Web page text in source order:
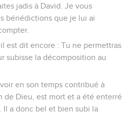
jadis à David. Je vous
bénédictions que je lui ai
est dit encore : Tu ne permettras
subisse la décomposition au
en son temps contribué à
de Dieu, est mort et a été enterré
Il a donc bel et bien subi la